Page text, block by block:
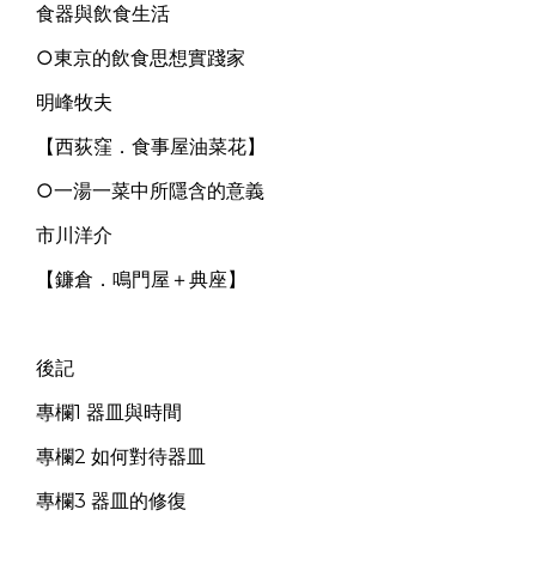
食器與飲食生活
○東京的飲食思想實踐家
明峰牧夫
【西荻窪．食事屋油菜花】
○一湯一菜中所隱含的意義
市川洋介
【鐮倉．鳴門屋＋典座】
後記
專欄1 器皿與時間
專欄2 如何對待器皿
專欄3 器皿的修復